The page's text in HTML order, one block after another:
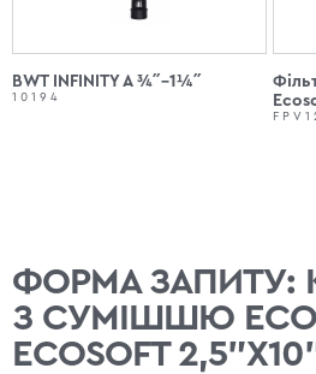
BWT INFINITY A ¾˝–1¼˝
10194
ФОРМА ЗАПИТУ:
З СУМІШШЮ
ECOSOFT